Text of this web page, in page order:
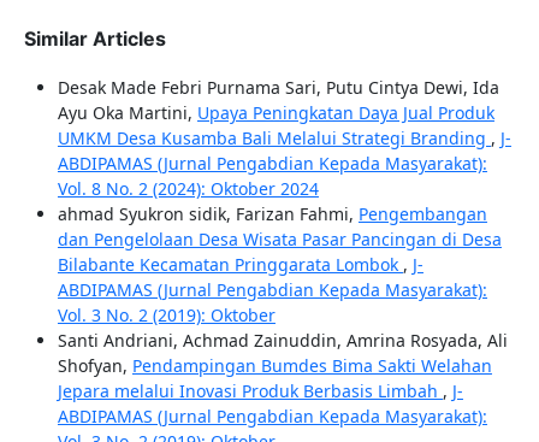
Similar Articles
Desak Made Febri Purnama Sari, Putu Cintya Dewi, Ida
Ayu Oka Martini, Upaya Peningkatan Daya Jual Produk
UMKM Desa Kusamba Bali Melalui Strategi Branding , J-
ABDIPAMAS (Jurnal Pengabdian Kepada Masyarakat):
Vol. 8 No. 2 (2024): Oktober 2024
ahmad Syukron sidik, Farizan Fahmi, Pengembangan
dan Pengelolaan Desa Wisata Pasar Pancingan di Desa
Bilabante Kecamatan Pringgarata Lombok , J-
ABDIPAMAS (Jurnal Pengabdian Kepada Masyarakat):
Vol. 3 No. 2 (2019): Oktober
Santi Andriani, Achmad Zainuddin, Amrina Rosyada, Ali
Shofyan, Pendampingan Bumdes Bima Sakti Welahan
Jepara melalui Inovasi Produk Berbasis Limbah , J-
ABDIPAMAS (Jurnal Pengabdian Kepada Masyarakat):